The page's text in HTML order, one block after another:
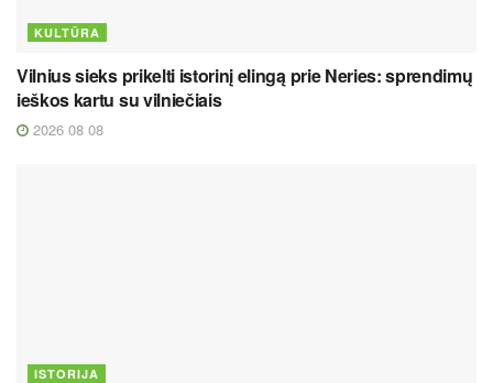
KULTŪRA
Vilnius sieks prikelti istorinį elingą prie Neries: sprendimų
ieškos kartu su vilniečiais
2026 08 08
ISTORIJA